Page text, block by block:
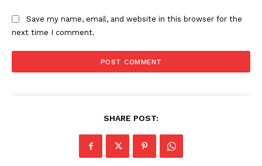
Save my name, email, and website in this browser for the
next time I comment.
SHARE POST: